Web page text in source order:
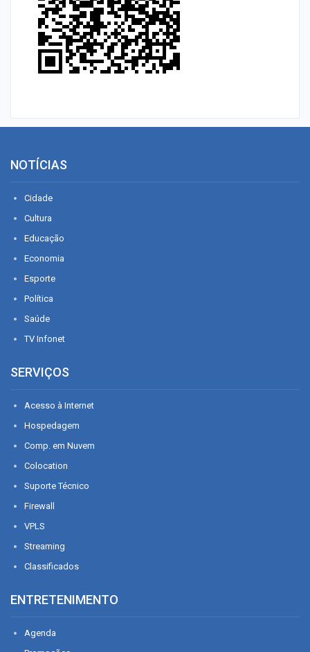
NOTÍCIAS
Cidade
Cultura
Educação
Economia
Esporte
Política
Saúde
TV Infonet
SERVIÇOS
Acesso à Internet
Hospedagem
Comp. em Nuvem
Colocation
Suporte Técnico
Firewall
VPLS
Streaming
Classificados
ENTRETENIMENTO
Agenda